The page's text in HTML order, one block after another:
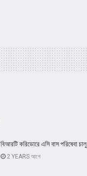
বিআরটি করিডোরে এসি বাস পরিষেবা চালু
2 YEARS আগে